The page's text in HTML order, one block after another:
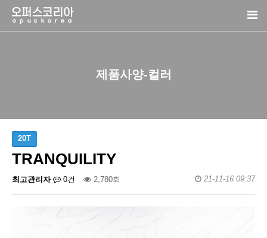
제품사양-컬러
20T
TRANQUILITY
최고관리자 0건 2,780회 21-11-16 09:37